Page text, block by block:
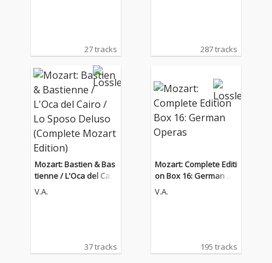
27 tracks 287 tracks
Mozart: Bastien & Bas
tienne / L'Oca del Cair
o / Lo Sposo Deluso (C
V.A.
37 tracks
Mozart: Complete Editi
on Box 16: German Op
eras
V.A.
195 tracks